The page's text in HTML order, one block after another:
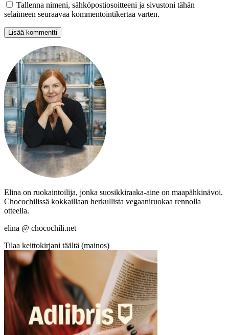
Tallenna nimeni, sähköpostiosoitteeni ja sivustoni tähän
selaimeen seuraavaa kommentointikertaa varten.
Elina on ruokaintoilija, jonka suosikkiraaka-aine on maapähkinävoi.
Chocochilissä kokkaillaan herkullista vegaaniruokaa rennolla
otteella.
elina @ chocochili.net
Tilaa keittokirjani täältä (mainos)